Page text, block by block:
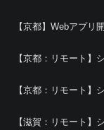
【京都】Webアプリ
【京都：リモート】
【京都：リモート】
【滋賀：リモート】